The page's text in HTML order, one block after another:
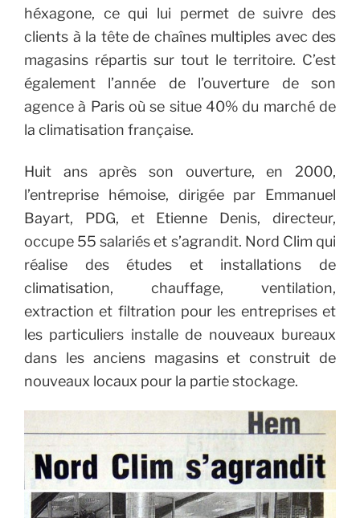
héxagone, ce qui lui permet de suivre des
clients à la tête de chaînes multiples avec des
magasins répartis sur tout le territoire. C’est
également l’année de l’ouverture de son
agence à Paris où se situe 40% du marché de
la climatisation française.
Huit ans après son ouverture, en 2000,
l’entreprise hémoise, dirigée par Emmanuel
Bayart, PDG, et Etienne Denis, directeur,
occupe 55 salariés et s’agrandit. Nord Clim qui
réalise des études et installations de
climatisation, chauffage, ventilation,
extraction et filtration pour les entreprises et
les particuliers installe de nouveaux bureaux
dans les anciens magasins et construit de
nouveaux locaux pour la partie stockage.